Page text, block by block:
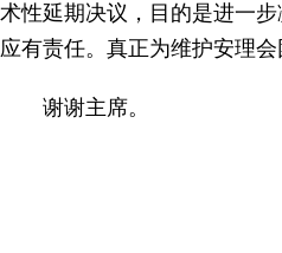
术性延期决议，目的是进一
应有责任。真正为维护安理
谢谢主席。